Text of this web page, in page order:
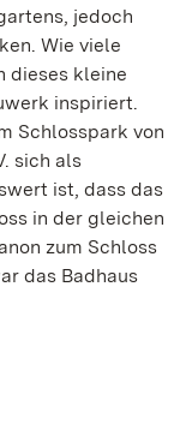
jedoch
Wie viele
dieses kleine
inspiriert.
Schlosspark von
sich als
ist, dass das
in der gleichen
zum Schloss
das Badhaus